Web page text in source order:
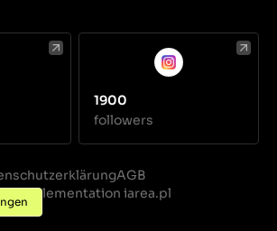
1900
followers
AGB
·Implementation iarea.pl